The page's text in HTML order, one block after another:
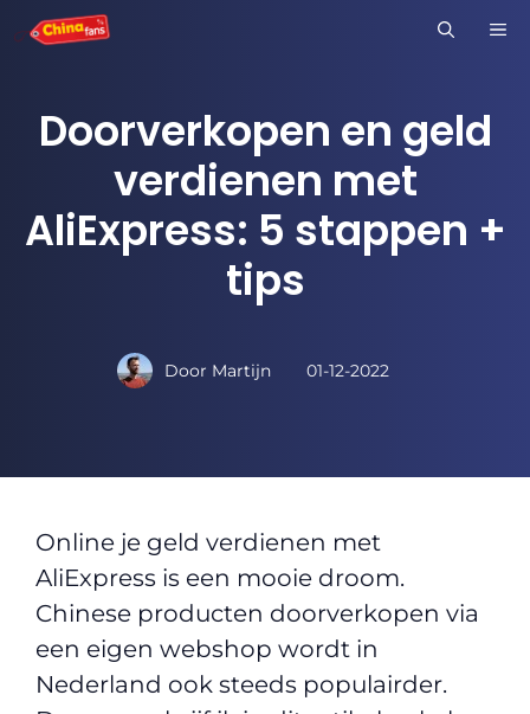
naar
inhoudDoorverkopen en geld
verdienen met
AliExpress: 5 stappen +
tips
Door Martijn 01-12-2022
Online je geld verdienen met
AliExpress is een mooie droom.
Chinese producten doorverkopen via
een eigen webshop wordt in
Nederland ook steeds populairder.